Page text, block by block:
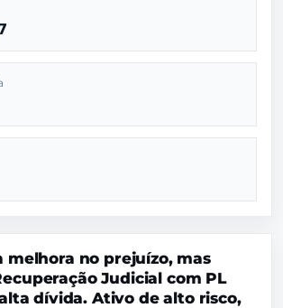
melhora no prejuízo, mas
Judicial com PL
dívida. Ativo de alto risco,